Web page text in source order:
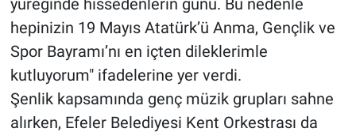
yüreğinde hissedenlerin günü. Bu nedenle
hepinizin 19 Mayıs Atatürk’ü Anma, Gençlik ve
Spor Bayramı’nı en içten dileklerimle
kutluyorum" ifadelerine yer verdi.
Şenlik kapsamında genç müzik grupları sahne
alırken, Efeler Belediyesi Kent Orkestrası da